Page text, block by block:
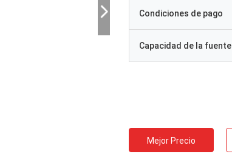
Condiciones de pago
Capacidad de la fuente
Mejor Precio